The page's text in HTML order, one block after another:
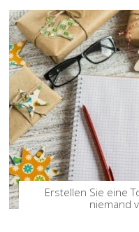
Erstellen Sie eine
niemand